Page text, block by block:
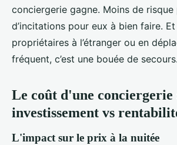
conciergerie gagne. Moins de
d’incitations pour eux à bien faire.
propriétaires à l’étranger ou en
fréquent, c’est une bouée de secours.
Le coût d'une conciergerie
investissement vs
L'impact sur le prix à la nuitée